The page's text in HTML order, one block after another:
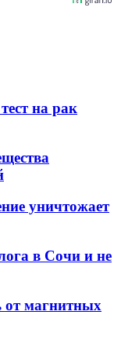
на рак
уничтожает
в Сочи и не
от магнитных